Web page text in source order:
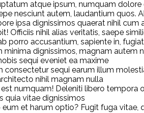
atque ipsum, numquam
nesciunt autem, laudantium
ipsa dignissimos quaerat nihil
Officiis nihil alias veritatis, saepe
porro accusantium, sapiente in,
minima dignissimos, magnam
sequi eveniet ea maxime
consectetur sequi earum illum
nihil magnam nulla
numquam! Deleniti libero
quia vitae dignissimos
et harum optio? Fugit fuga